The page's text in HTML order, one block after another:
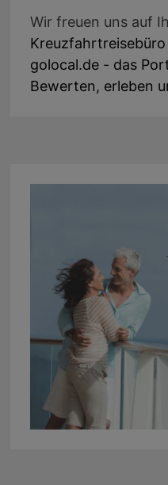
Wir freuen uns auf
golocal.de - das
Bewerten, erleben